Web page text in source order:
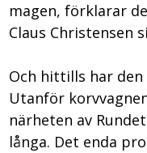
magen, förklarar
Claus Christensen
Och hittills har
Utanför
närheten av
långa. Det enda